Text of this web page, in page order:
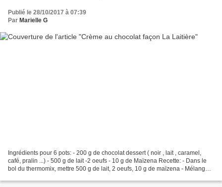
Publié le 28/10/2017 à 07:39
Par Marielle G
Ingrédients pour 6 pots: - 200 g de chocolat dessert ( noir , lait , caramel,
café, pralin ...) - 500 g de lait -2 oeufs - 10 g de Maïzena Recette: - Dans le
bol du thermomix, mettre 500 g de lait, 2 oeufs, 10 g de maïzena - Mélanger